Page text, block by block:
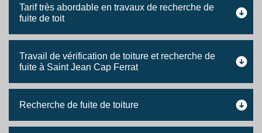
Tarif très abordable en travaux de recherche de
fuite de toit
Travail de vérification de toiture et recherche de
fuite à Saint Jean Cap Ferrat
Recherche de fuite de toiture